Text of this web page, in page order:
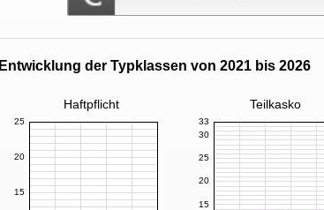
Entwicklung der Typklassen von 2021 bis 2026
Haftpflicht Teilkasko
15
20
25
15
20
25
30
33